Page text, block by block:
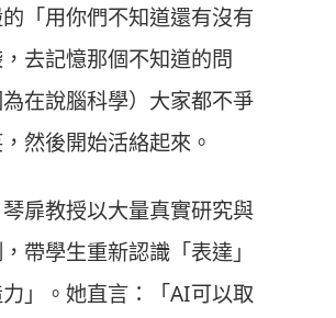
「用你們不知道還有沒有
去記憶那個不知道的問
在說腦科學）大家都不爭
然後開始活絡起來。
扉教授以大量真實研究與
帶學生重新認識「表達」
」。她直言：「AI可以取